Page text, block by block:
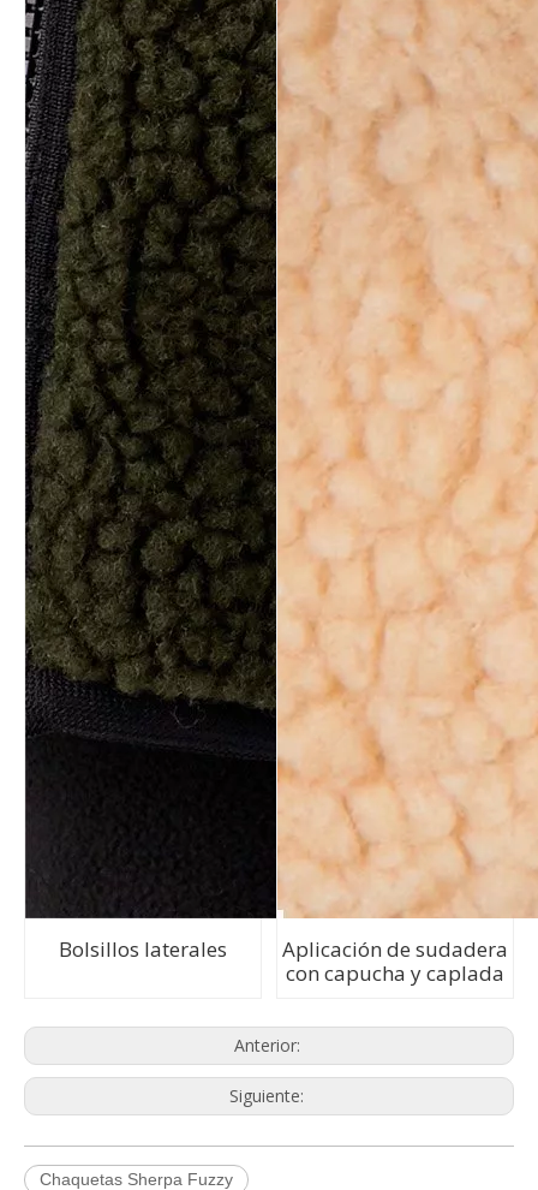
Bolsillos laterales
Aplicación de sudadera
con capucha y caplada
Anterior:
Siguiente:
Chaquetas Sherpa Fuzzy